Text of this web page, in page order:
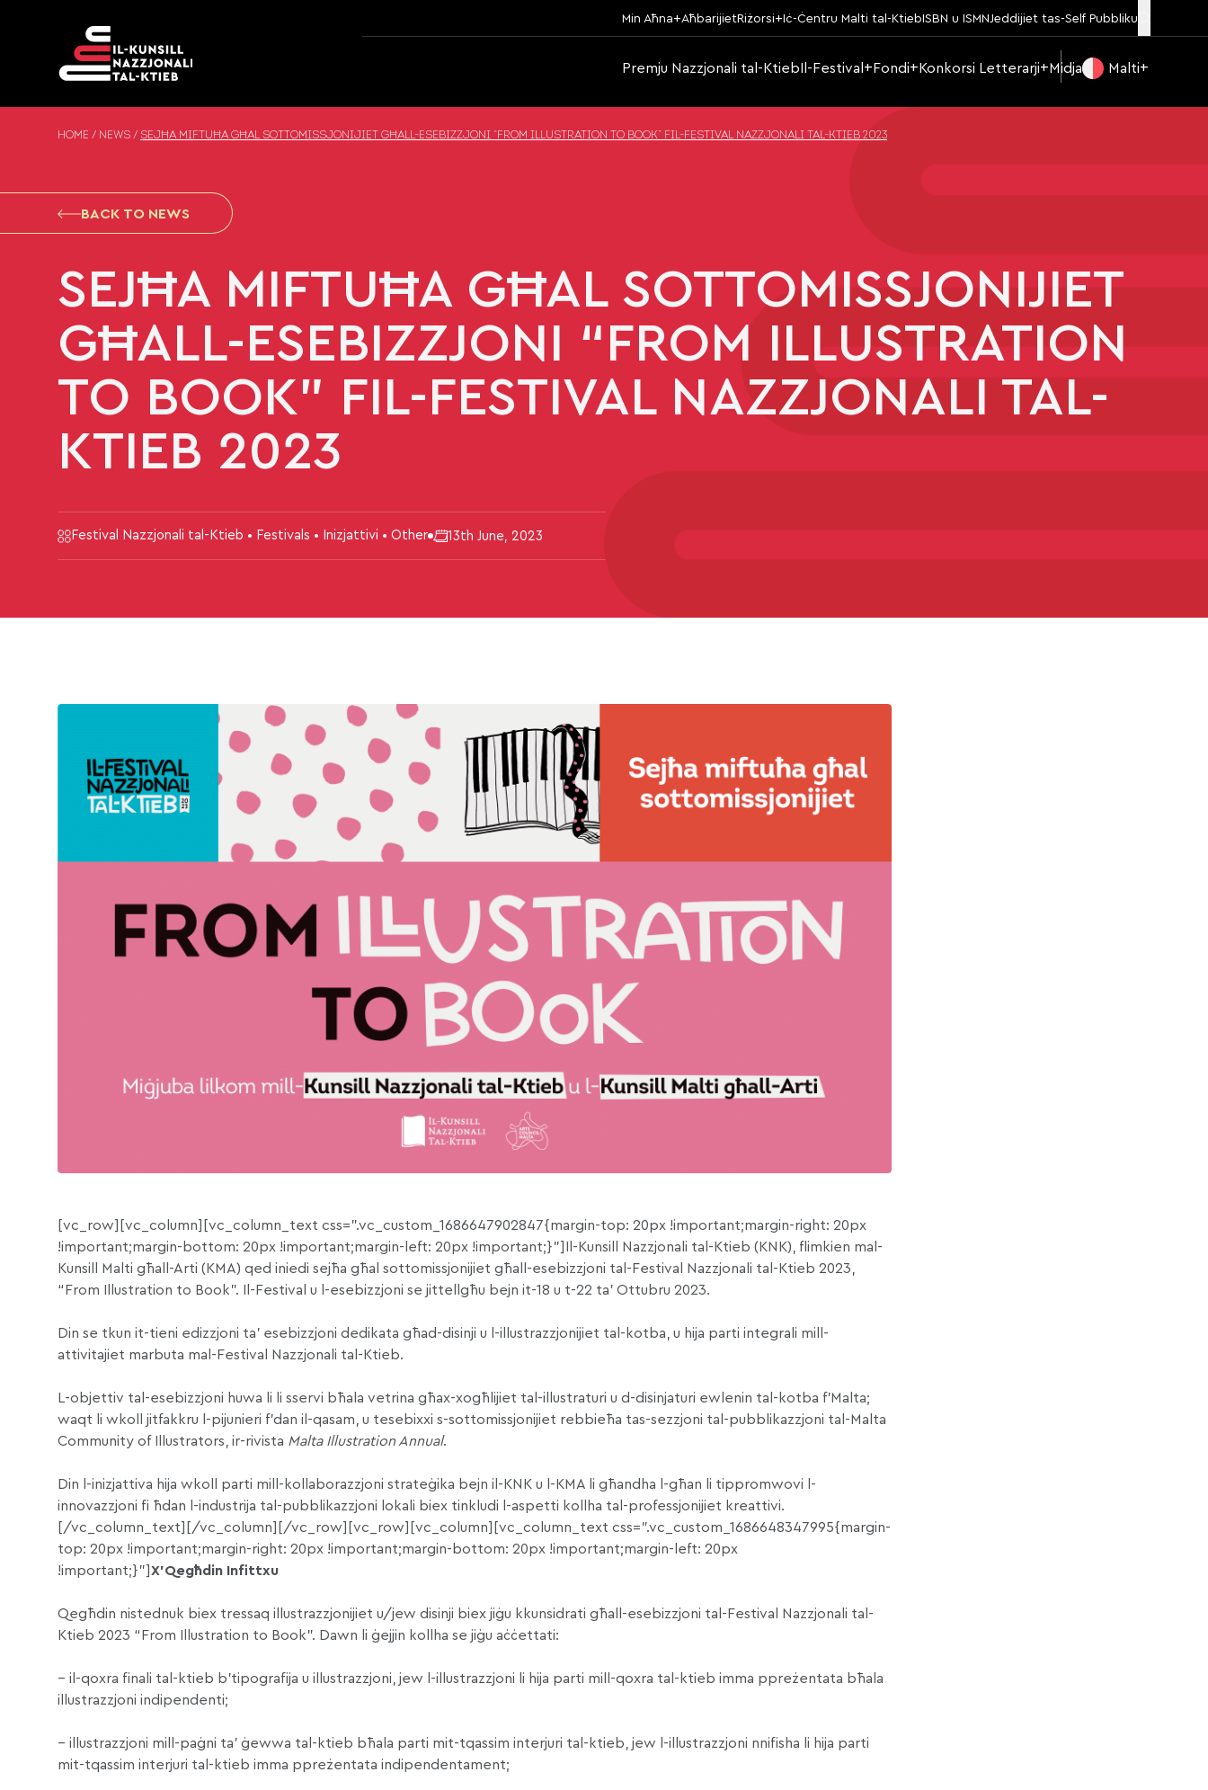
Min Aħna AħbarijietRiżorsi Iċ-Ċentru Malti tal-Ktieb ISBN u ISMNJeddijiet tas-Self Pubbliku
Premju Nazzjonali tal-Ktieb Il-Festival Fondi Konkorsi Letterarji Midja Malti
HOME / NEWS / SEJĦA MIFTUĦA GĦAL SOTTOMISSJONIJIET GĦALL-ESEBIZZJONI “FROM ILLUSTRATION TO BOOK” FIL-FESTIVAL NAZZJONALI TAL-KTIEB 2023
BACK TO NEWS
SEJĦA MIFTUĦA GĦAL SOTTOMISSJONIJIET
GĦALL-ESEBIZZJONI “FROM ILLUSTRATION
TO BOOK” FIL-FESTIVAL NAZZJONALI TAL-
KTIEB 2023
Festival Nazzjonali tal-Ktieb • Festivals • Inizjattivi • Other 13th June, 2023
[vc_row][vc_column][vc_column_text css=”.vc_custom_1686647902847{margin-top: 20px !important;margin-right: 20px
!important;margin-bottom: 20px !important;margin-left: 20px !important;}”]Il-Kunsill Nazzjonali tal-Ktieb (KNK), flimkien mal-
Kunsill Malti għall-Arti (KMA) qed iniedi sejħa għal sottomissjonijiet għall-esebizzjoni tal-Festival Nazzjonali tal-Ktieb 2023,
“From Illustration to Book”. Il-Festival u l-esebizzjoni se jittellgħu bejn it-18 u t-22 ta’ Ottubru 2023.
Din se tkun it-tieni edizzjoni ta’ esebizzjoni dedikata għad-disinji u l-illustrazzjonijiet tal-kotba, u hija parti integrali mill-
attivitajiet marbuta mal-Festival Nazzjonali tal-Ktieb.
L-objettiv tal-esebizzjoni huwa li li sservi bħala vetrina għax-xogħlijiet tal-illustraturi u d-disinjaturi ewlenin tal-kotba f’Malta;
waqt li wkoll jitfakkru l-pijunieri f’dan il-qasam, u tesebixxi s-sottomissjonijiet rebbieħa tas-sezzjoni tal-pubblikazzjoni tal-Malta
Community of Illustrators, ir-rivista Malta Illustration Annual.
Din l-inizjattiva hija wkoll parti mill-kollaborazzjoni strateġika bejn il-KNK u l-KMA li għandha l-għan li tippromwovi l-
innovazzjoni fi ħdan l-industrija tal-pubblikazzjoni lokali biex tinkludi l-aspetti kollha tal-professjonijiet kreattivi.
[/vc_column_text][/vc_column][/vc_row][vc_row][vc_column][vc_column_text css=”.vc_custom_1686648347995{margin-
top: 20px !important;margin-right: 20px !important;margin-bottom: 20px !important;margin-left: 20px
!important;}”] X’Qegħdin Infittxu
Qegħdin nistednuk biex tressaq illustrazzjonijiet u/jew disinji biex jiġu kkunsidrati għall-esebizzjoni tal-Festival Nazzjonali tal-
Ktieb 2023 “From Illustration to Book”. Dawn li ġejjin kollha se jiġu aċċettati:
– il-qoxra finali tal-ktieb b’tipografija u illustrazzjoni, jew l-illustrazzjoni li hija parti mill-qoxra tal-ktieb imma ppreżentata bħala
illustrazzjoni indipendenti;
– illustrazzjoni mill-paġni ta’ ġewwa tal-ktieb bħala parti mit-tqassim interjuri tal-ktieb, jew l-illustrazzjoni nnifisha li hija parti
mit-tqassim interjuri tal-ktieb imma ppreżentata indipendentament;